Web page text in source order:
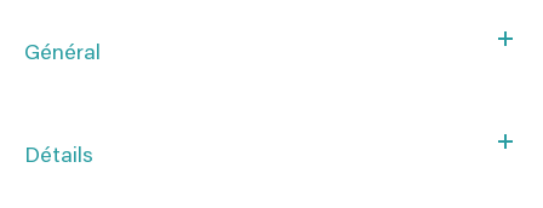
Général
Détails